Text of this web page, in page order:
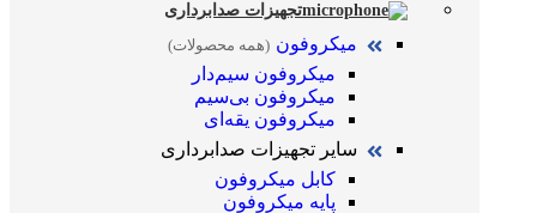
تجهیزات صدابرداری
میکروفون (همه محصولات)
میکروفون سیم‌دار
میکروفون بی‌سیم
میکروفون یقه‌ای
سایر تجهیزات صدابرداری
کابل میکروفون
پایه میکروفون